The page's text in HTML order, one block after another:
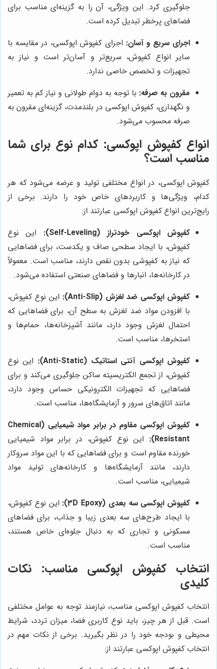
جلوگیری کرد. این ویژگی، آن را به گزینه‌ای مناسب برای
فضاهای پرخطر تبدیل کرده است.
اجرای سریع و آسان: اجرای کفپوش اپوکسی، در مقایسه با
سایر انواع کفپوش، سریع‌تر و آسان‌تر است و نیاز به
تجهیزات و تخصص خاصی ندارد.
مقرون به صرفه: با توجه به دوام طولانی و نیاز کم به تعمیر
و نگهداری، کفپوش اپوکسی در بلندمدت، گزینه‌ای مقرون به
صرفه محسوب می‌شود.
انواع کفپوش اپوکسی: کدام نوع برای شما
مناسب است؟
کفپوش اپوکسی، در انواع مختلفی تولید و عرضه می‌شود که هر
کدام، ویژگی‌ها و کاربردهای خاص خود را دارند. برخی از
رایج‌ترین انواع کفپوش اپوکسی عبارتند از:
کفپوش اپوکسی خودتراز (Self-Leveling):
این نوع
کفپوش، با ایجاد سطحی صاف و یکدست، برای فضاهایی
که نیاز به کفپوشی بدون نقص دارند، مناسب است. معمولاً
در کارخانه‌ها، انبارها و فضاهای صنعتی استفاده می‌شود.
کفپوش اپوکسی ضد لغزش (Anti-Slip):
این نوع کفپوش،
با افزودن مواد ضد لغزش به سطح آن، برای فضاهایی که
احتمال لغزش وجود دارد، مانند آشپزخانه‌ها، حمام‌ها و
استخرها، مناسب است.
کفپوش اپوکسی آنتی استاتیک (Anti-Static):
این نوع
کفپوش، از تجمع الکتریسیته ساکن جلوگیری می‌کند و برای
فضاهایی که تجهیزات الکترونیکی حساس وجود دارد،
مانند اتاق‌های سرور و آزمایشگاه‌ها، مناسب است.
کفپوش اپوکسی مقاوم در برابر مواد شیمیایی (Chemical
Resistant):
این نوع کفپوش، در برابر مواد شیمیایی
خورنده مقاوم است و برای فضاهایی که با این مواد سروکار
دارند، مانند آزمایشگاه‌ها و کارخانه‌های تولید مواد
شیمیایی، مناسب است.
کفپوش اپوکسی سه بعدی (3D Epoxy):
این نوع کفپوش،
با ایجاد طرح‌های سه بعدی زیبا و جذاب، برای فضاهای
مسکونی و تجاری که به دنبال جلوه‌ای خاص هستند،
مناسب است.
انتخاب کفپوش اپوکسی مناسب: نکات
کلیدی
انتخاب کفپوش اپوکسی مناسب، نیازمند توجه به عوامل مختلفی
است. قبل از هر چیز، باید نوع کاربری فضا، میزان تردد، شرایط
محیطی و بودجه خود را در نظر بگیرید. برخی از نکات مهم در
انتخاب کفپوش اپوکسی عبارتند از: